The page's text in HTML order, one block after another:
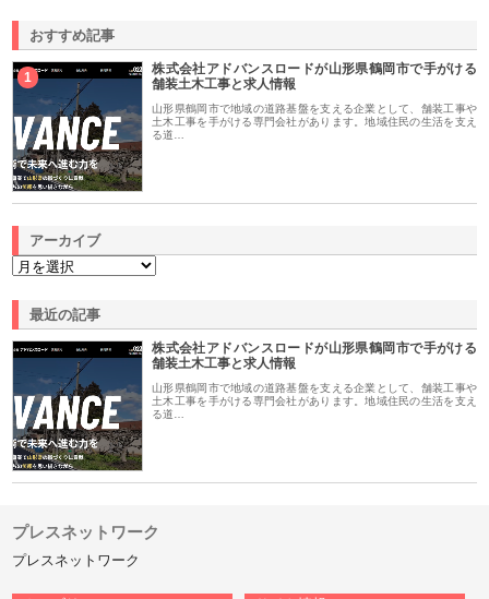
おすすめ記事
1
株式会社アドバンスロードが山形県鶴岡市で手がける
舗装土木工事と求人情報
山形県鶴岡市で地域の道路基盤を支える企業として、舗装工事や
土木工事を手がける専門会社があります。地域住民の生活を支え
る道…
アーカイブ
最近の記事
株式会社アドバンスロードが山形県鶴岡市で手がける
舗装土木工事と求人情報
山形県鶴岡市で地域の道路基盤を支える企業として、舗装工事や
土木工事を手がける専門会社があります。地域住民の生活を支え
る道…
プレスネットワーク
プレスネットワーク